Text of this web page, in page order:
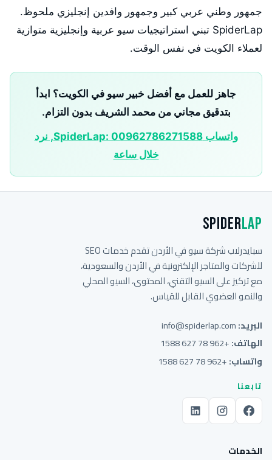
جمهور وطني عربي كبير وجمهور وافدين إنجليزي ملحوظ.
SpiderLap تبني استراتيجيات سيو عربية وإنجليزية متوازية
لعملاء الكويت في نفس الوقت.
جاهز للعمل مع أفضل خبير سيو في الكويت؟ ابدأ
بتدقيق مجاني من محمد الشريف بدون التزام.
واتساب SpiderLap: 00962786271588, نرد
خلال ساعة
SpiderLap
سبايدرلاب شركة سيو في الأردن تقدم خدمات SEO
للشركات والمتاجر الإلكترونية في الأردن والسعودية،
مع تركيز على السيو التقني، المحتوى، السيو المحلي
والنمو العضوي القابل للقياس.
البريد:info@spiderlap.com
الهاتف:+962 78 627 1588
واتساب:+962 78 627 1588
تابعنا
الخدمات